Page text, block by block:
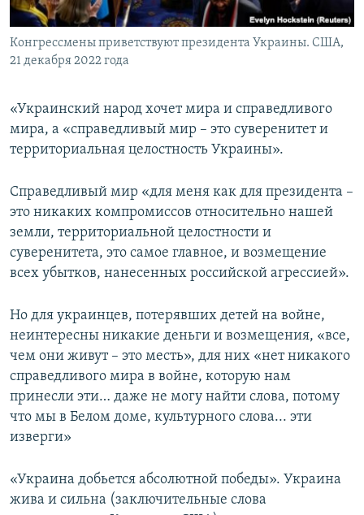
Конгрессмены приветствуют президента Украины. США,
21 декабря 2022 года
«Украинский народ хочет мира и справедливого
мира, а «справедливый мир – это суверенитет и
территориальная целостность Украины».
Справедливый мир «для меня как для президента –
это никаких компромиссов относительно нашей
земли, территориальной целостности и
суверенитета, это самое главное, и возмещение
всех убытков, нанесенных российской агрессией».
Но для украинцев, потерявших детей на войне,
неинтересны никакие деньги и возмещения, «все,
чем они живут – это месть», для них «нет никакого
справедливого мира в войне, которую нам
принесли эти… даже не могу найти слова, потому
что мы в Белом доме, культурного слова... эти
изверги»
«Украина добьется абсолютной победы». Украина
жива и сильна (заключительные слова